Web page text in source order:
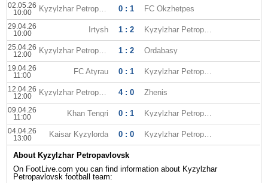
02.05.26
10:00
Kyzylzhar Petropavlovsk 0 : 1 FC Okzhetpes
29.04.26
10:00
Irtysh 1 : 2 Kyzylzhar Petropavlovsk
25.04.26
12:00
Kyzylzhar Petropavlovsk 1 : 2 Ordabasy
19.04.26
11:00
FC Atyrau 0 : 1 Kyzylzhar Petropavlovsk
12.04.26
12:00
Kyzylzhar Petropavlovsk 4 : 0 Zhenis
09.04.26
11:00
Khan Tengri 0 : 1 Kyzylzhar Petropavlovsk
04.04.26
13:00
Kaisar Kyzylorda 0 : 0 Kyzylzhar Petropavlovsk
About Kyzylzhar Petropavlovsk
On FootLive.com you can find information about Kyzylzhar
Petropavlovsk football team: